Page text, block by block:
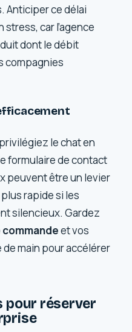
Anticiper ce délai
car l’agence
dont le débit
compagnies
le chat en
formulaire de contact
peuvent être un levier
rapide si les
silencieux. Gardez
et vos
main pour accélérer
pour réserver